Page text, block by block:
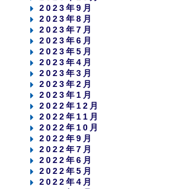
2023年9月
2023年8月
2023年7月
2023年6月
2023年5月
2023年4月
2023年3月
2023年2月
2023年1月
2022年12月
2022年11月
2022年10月
2022年9月
2022年7月
2022年6月
2022年5月
2022年4月